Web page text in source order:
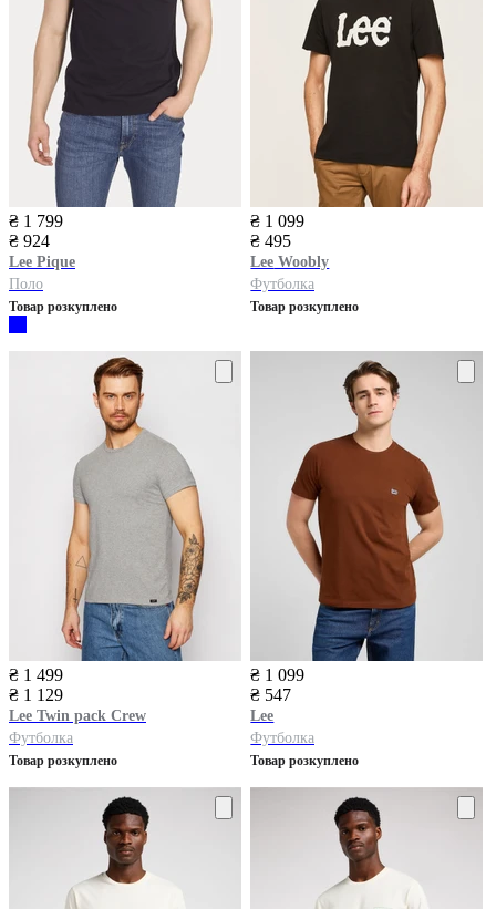
₴ 1 799
₴ 924
Lee Pique
Поло
Товар розкуплено
₴ 1 099
₴ 495
Lee Woobly
Футболка
Товар розкуплено
₴ 1 499
₴ 1 129
Lee Twin pack Crew
Футболка
Товар розкуплено
₴ 1 099
₴ 547
Lee
Футболка
Товар розкуплено